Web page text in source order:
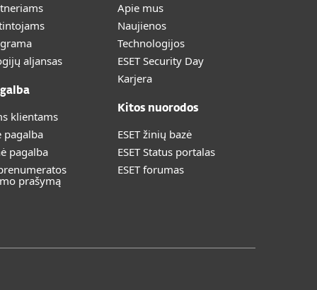
aljansas
klientams
pagalba
pagalba
prašymą
Apie mus
Naujienos
Technologijos
ESET Security Day
Karjera
Kitos nuorodos
ESET žinių bazė
ESET Status portalas
ESET forumas